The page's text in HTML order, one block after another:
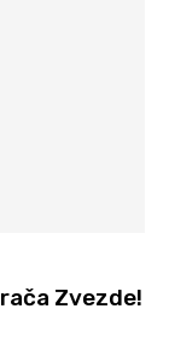
Zvezde!